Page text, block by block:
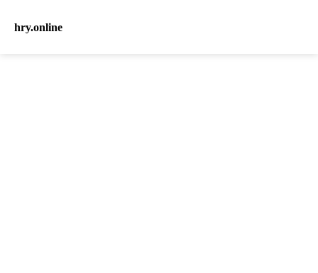
hry.online